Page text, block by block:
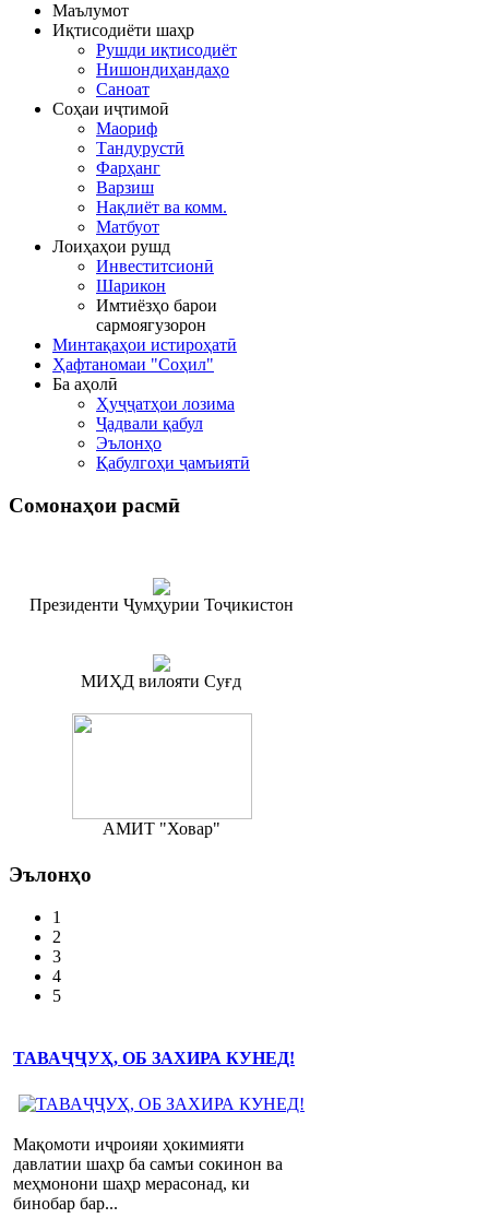
Маълумот
Иқтисодиёти шаҳр
Рушди иқтисодиёт
Нишондиҳандаҳо
Саноат
Соҳаи иҷтимоӣ
Маориф
Тандурустӣ
Фарҳанг
Варзиш
Нақлиёт ва комм.
Матбуот
Лоиҳаҳои рушд
Инвеститсионӣ
Шарикон
Имтиёзҳо барои
сармоягузорон
Минтақаҳои истироҳатӣ
Ҳафтаномаи "Соҳил"
Ба аҳолӣ
Ҳуҷҷатҳои лозима
Ҷадвали қабул
Эълонҳо
Қабулгоҳи ҷамъиятӣ
Сомонаҳои расмӣ
Президенти Ҷумҳурии Тоҷикистон
МИҲД вилояти Суғд
АМИТ "Ховар"
Эълонҳо
1
2
3
4
5
ТАВАҶҶУҲ, ОБ ЗАХИРА КУНЕД!
Мақомоти иҷроияи ҳокимияти
давлатии шаҳр ба самъи сокинон ва
меҳмонони шаҳр мерасонад, ки
бинобар бар...